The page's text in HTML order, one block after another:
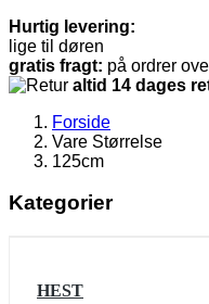
Hurtig levering:
lige til døren
gratis fragt: på ordrer
altid 14 dages
Forside
Vare Størrelse
125cm
Kategorier
HEST